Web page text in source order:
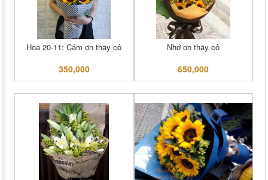
Hoa 20-11: Cám ơn thầy cô
350,000
Nhớ ơn thầy cô
650,000